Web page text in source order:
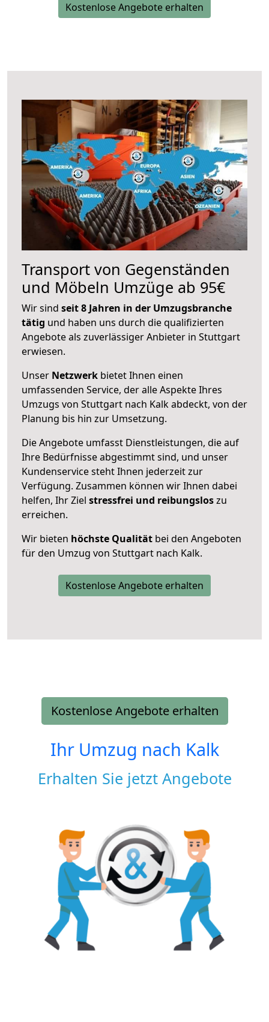
Kostenlose Angebote erhalten
Transport von Gegenständen
und Möbeln Umzüge ab 95€
Wir sind seit 8 Jahren in der Umzugsbranche
tätig und haben uns durch die qualifizierten
Angebote als zuverlässiger Anbieter in Stuttgart
erwiesen.
Unser Netzwerk bietet Ihnen einen
umfassenden Service, der alle Aspekte Ihres
Umzugs von Stuttgart nach Kalk abdeckt, von der
Planung bis hin zur Umsetzung.
Die Angebote umfasst Dienstleistungen, die auf
Ihre Bedürfnisse abgestimmt sind, und unser
Kundenservice steht Ihnen jederzeit zur
Verfügung. Zusammen können wir Ihnen dabei
helfen, Ihr Ziel stressfrei und reibungsloszu
erreichen.
Wir bieten höchste Qualität bei den Angeboten
für den Umzug von Stuttgart nach Kalk.
Kostenlose Angebote erhalten
Kostenlose Angebote erhalten
Ihr Umzug nach Kalk
Erhalten Sie jetzt Angebote